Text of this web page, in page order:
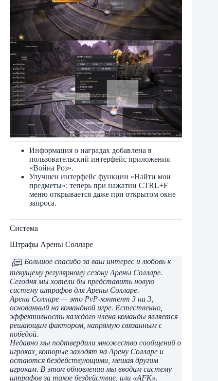
Информация о наградах добавлена ​​в
пользовательский интерфейс приложения
«Война Роз».
Улучшен интерфейс функции «Найти мои
предметы»: теперь при нажатии CTRL+F
меню открывается даже при открытом окне
запроса.
Система
Штрафы Арены Солларе
Большое спасибо за ваш интерес и любовь к
текущему регулярному сезону Арены Солларе.
Сегодня мы хотели бы представить новую
систему штрафов для Арены Солларе.
Арена Солларе — это PvP-контент 3 на 3,
основанный на командной игре. Естественно,
эффективность каждого члена команды является
решающим фактором, напрямую связанным с
победой.
Недавно мы подтвердили множество сообщений о
игроках, которые заходят на Арену Солларе и
остаются бездействующими, мешая другим
игрокам. В этом обновлении мы вводим систему
штрафов за такое бездействие, или «AFK».